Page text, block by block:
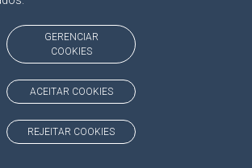
GERENCIAR
COOKIES
ACEITAR COOKIES
REJEITAR COOKIES
DE DESPORTO E LAZER DE MATO
FLAVIO DA COSTA BRITTO NETO
CESAR NAGLIS